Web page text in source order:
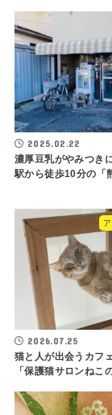
2025.02.22
濃厚豆乳がやみつき
駅から徒歩10分の「
2026.07.25
猫と人が出会うカフ
「保護猫サロンねこ